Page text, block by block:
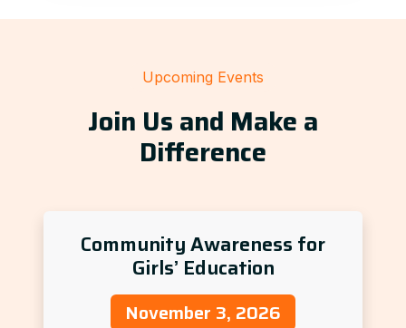
Upcoming Events
Join Us and Make a
Difference
Community Awareness for
Girls’ Education
November 3, 2026